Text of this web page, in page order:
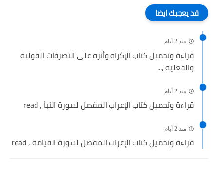
قد يعجبك ايضا
منذ 2 أيام
قراءة وتحميل كتاب الإكراه وأثره على التصرفات القولية
والفعلية ,...
منذ 2 أيام
قراءة وتحميل كتاب الإعراب المفصل لسورة النبأ , read
منذ 2 أيام
قراءة وتحميل كتاب الإعراب المفصل لسورة القيامة , read